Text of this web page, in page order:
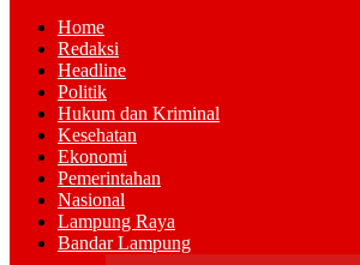
Home
Redaksi
Headline
Politik
Hukum dan Kriminal
Kesehatan
Ekonomi
Pemerintahan
Nasional
Lampung Raya
Bandar Lampung